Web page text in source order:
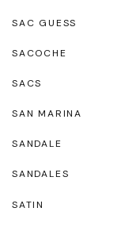
SAC GUESS
SACOCHE
SACS
SAN MARINA
SANDALE
SANDALES
SATIN